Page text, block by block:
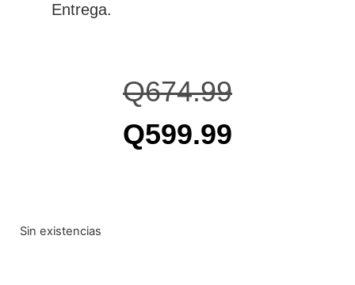
Entrega.
Q674.99
Q599.99
Sin existencias